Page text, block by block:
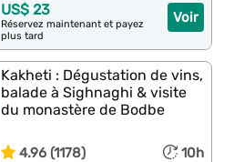
Voir
US$ 23
Réservez maintenant et payez
plus tard
Kakheti : Dégustation de vins,
balade à Sighnaghi & visite
du monastère de Bodbe
4.96 (1178) 10h